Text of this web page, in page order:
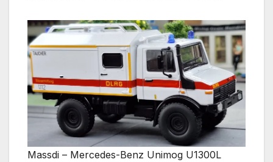
Massdi – Mercedes-Benz Unimog U1300L